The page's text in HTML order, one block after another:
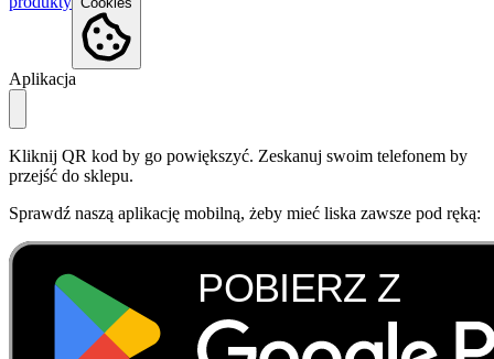
Aplikacja
Kliknij QR kod by go powiększyć. Zeskanuj swoim telefonem by
przejść do sklepu.
Sprawdź naszą aplikację mobilną, żeby mieć liska zawsze pod ręką: